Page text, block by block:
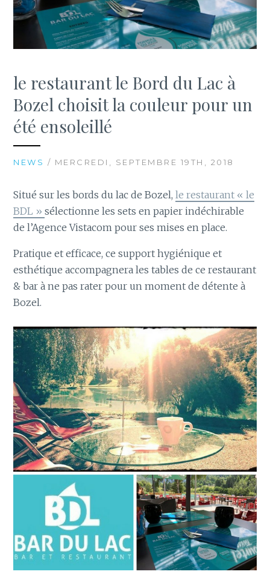
le restaurant le Bord du Lac à
Bozel choisit la couleur pour un
été ensoleillé
NEWS / MERCREDI, SEPTEMBRE 19TH, 2018
Situé sur les bords du lac de Bozel,le restaurant « le
BDL »sélectionne les sets en papier indéchirable
de l’Agence Vistacom pour ses mises en place.
Pratique et efficace, ce support hygiénique et
esthétique accompagnera les tables de ce restaurant
& bar à ne pas rater pour un moment de détente à
Bozel.